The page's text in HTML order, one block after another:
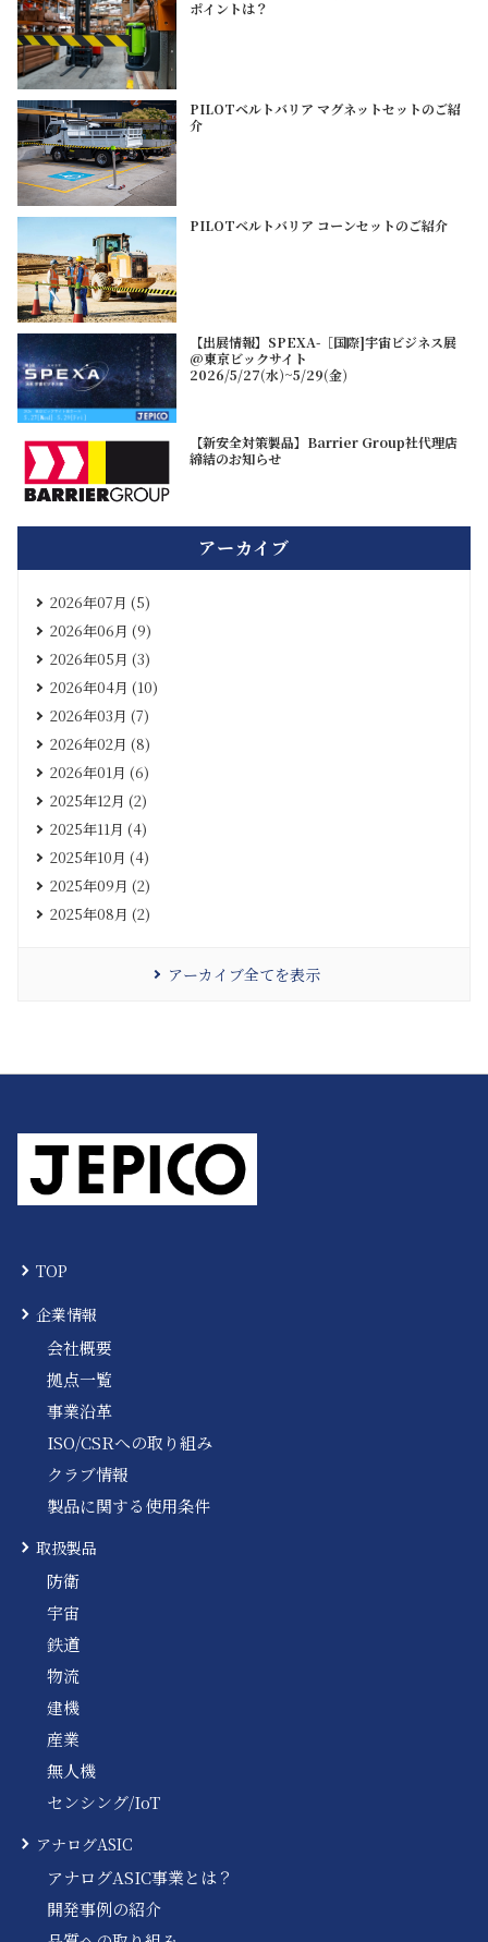
ポイントは？
PILOTベルトバリア マグネットセットのご紹
介
PILOTベルトバリア コーンセットのご紹介
【出展情報】SPEXA-［国際]宇宙ビジネス展
@東京ビックサイト
2026/5/27(水)~5/29(金)
【新安全対策製品】Barrier Group社代理店
締結のお知らせ
アーカイブ
2026年07月 (5)
2026年06月 (9)
2026年05月 (3)
2026年04月 (10)
2026年03月 (7)
2026年02月 (8)
2026年01月 (6)
2025年12月 (2)
2025年11月 (4)
2025年10月 (4)
2025年09月 (2)
2025年08月 (2)
アーカイブ全てを表示
TOP
企業情報
会社概要
拠点一覧
事業沿革
ISO/CSRへの取り組み
クラブ情報
製品に関する使用条件
取扱製品
防衛
宇宙
鉄道
物流
建機
産業
無人機
センシング/IoT
アナログASIC
アナログASIC事業とは？
開発事例の紹介